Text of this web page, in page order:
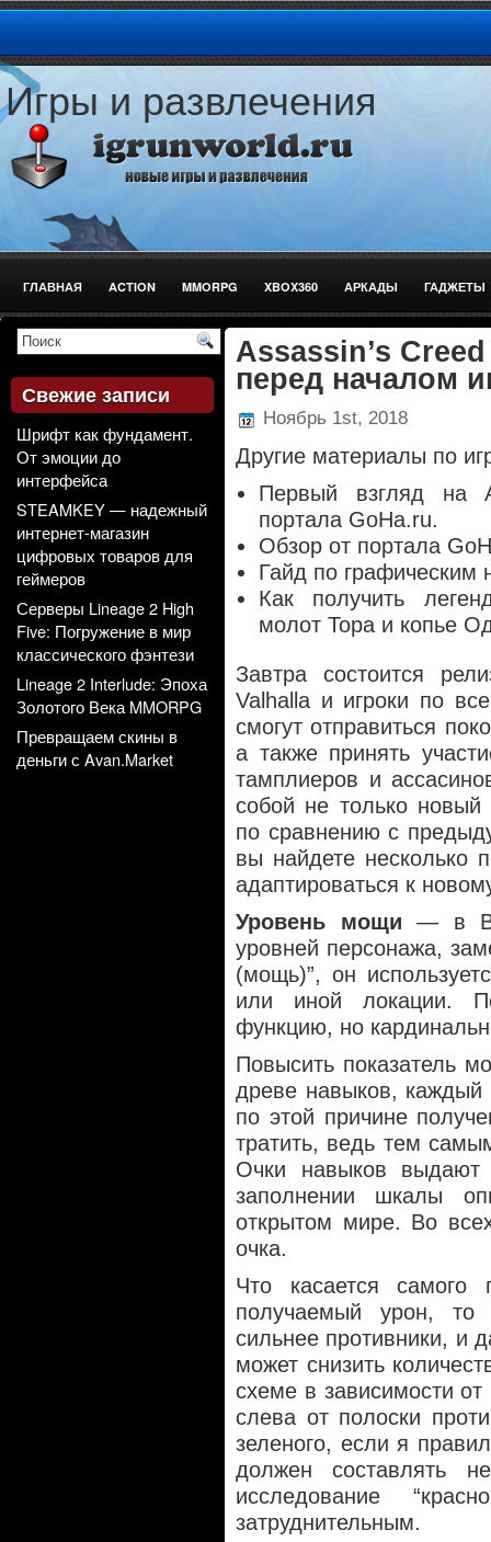
Игры и развлечения
ГЛАВНАЯ ACTION MMORPG XBOX360 АРКАДЫ ГАДЖЕТЫ
СТРЕЛЯЛКИ
Свежие записи
Шрифт как фундамент.
От эмоции до
интерфейса
STEAMKEY — надежный
интернет-магазин
цифровых товаров для
геймеров
Серверы Lineage 2 High
Five: Погружение в мир
классического фэнтези
Lineage 2 Interlude: Эпоха
Золотого Века MMORPG
Превращаем скины в
деньги с Avan.Market
Assassin’s
перед началом
Ноябрь 1st, 2018
Другие материалы по
Первый взгляд на
портала GoHa.ru.
Обзор от портала
Гайд по графическим
Как получить
молот Тора и копье
Завтра состоится
Valhalla и игроки по
смогут отправиться
а также принять
тамплиеров и
собой не только
по сравнению с
вы найдете несколько
адаптироваться к
Уровень мощи — в
уровней персонажа,
(мощь)”, он
или иной локации.
функцию, но
Повысить показатель
древе навыков,
по этой причине
тратить, ведь тем
Очки навыков выдают
заполнении шкалы
открытом мире. Во
очка.
Что касается
получаемый урон,
сильнее противники, и
может снизить
схеме в зависимости
слева от полоски
зеленого, если я
должен составлять
исследование
затруднительным.